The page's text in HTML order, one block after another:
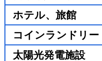
ホテル、旅館
コインランドリー
太陽光発電施設